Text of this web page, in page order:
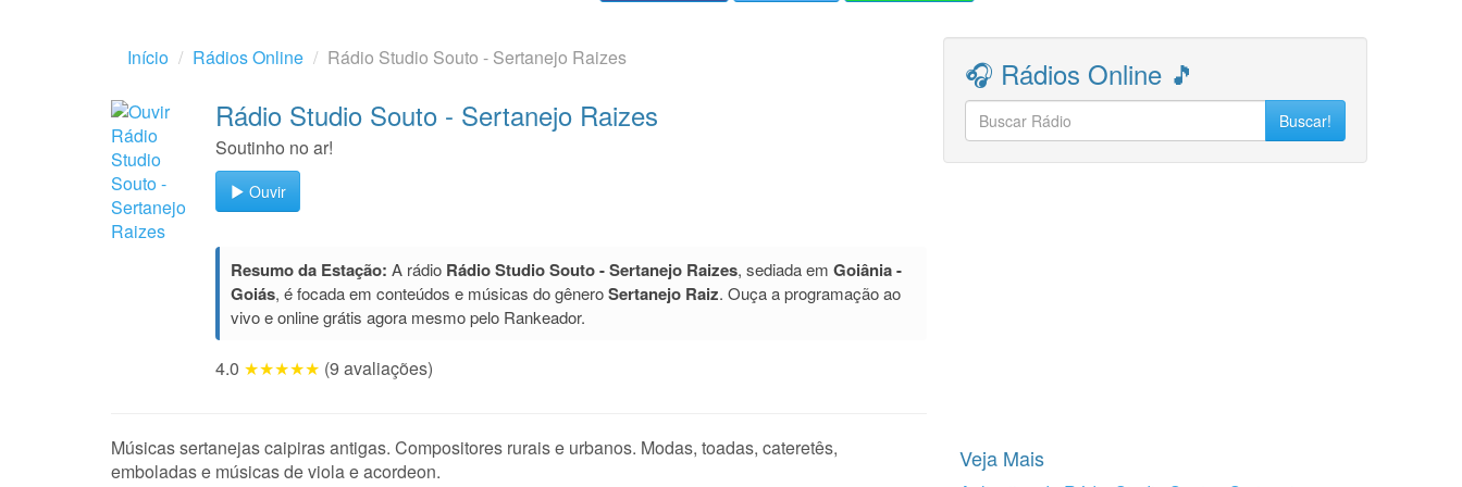
Início Rádios Online Rádio Studio Souto - Sertanejo Raizes
Rádio Studio Souto - Sertanejo Raizes
Soutinho no ar!
Ouvir
Resumo da Estação: A rádio Rádio Studio Souto - Sertanejo Raizes, sediada em Goiânia -
Goiás, é focada em conteúdos e músicas do gêneroSertanejo Raiz. Ouça a programação ao
vivo e online grátis agora mesmo pelo Rankeador.
4.0 ★★★★★ (9 avaliações)
🎧 Rádios Online 🎵
Buscar!
Músicas sertanejas caipiras antigas. Compositores rurais e urbanos. Modas, toadas, cateretês,
emboladas e músicas de viola e acordeon.
Veja Mais